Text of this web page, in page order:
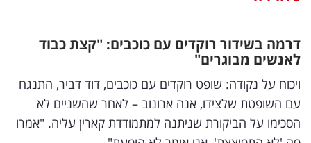
דיגיטל
וטק
שיווק
ופרסום
דרמה בשידור רוקדים עם כוכבים: "קצת כבוד
לאנשים מבוגרים"
ויכוח על נקודה: שופט רוקדים עם כוכבים, דוד דביר, התנגח
עם השופטת שלצידו, אנה ארונוב – לאחר שהשניים לא
הסכימו על הביקורת שניתנה למתמודדת קארין עליה. "אמרו